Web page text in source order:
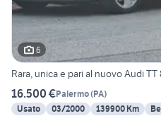
6
Rara, unica e pari al nuovo Audi TT
16.500 €Palermo(PA)
Usato
03/2000 139900 Km